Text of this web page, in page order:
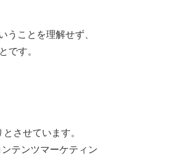
ことを理解せず、
です。
させています。
テンツマーケティン